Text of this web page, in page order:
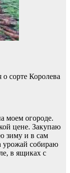
сорте Королева
моем огороде.
цене. Закупаю
зиму и в сам
урожай собираю
в ящиках с